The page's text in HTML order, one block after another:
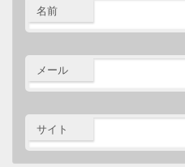
名前
メール
サイト